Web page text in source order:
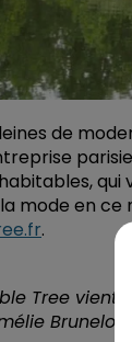
de
qui
mode en ce
.
Tree vient
Brunelot :